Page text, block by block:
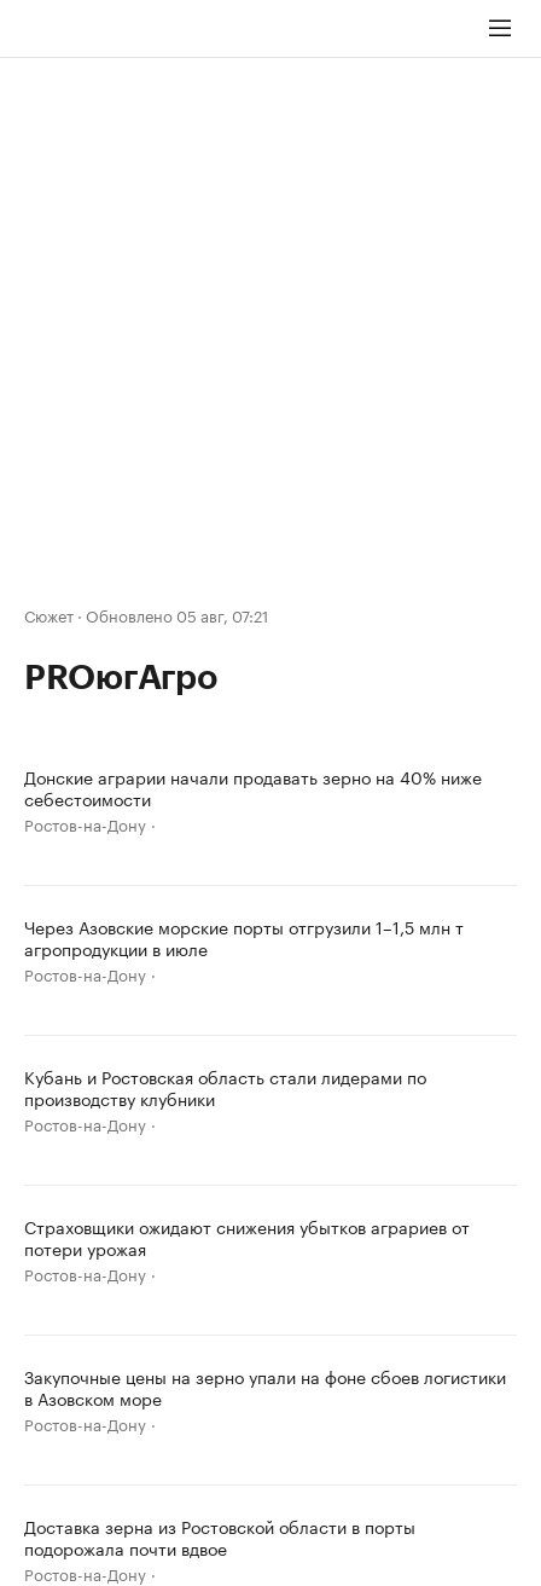
Сюжет · Обновлено 05 авг, 07:21
PROюгАгро
Донские аграрии начали продавать зерно на 40% ниже
себестоимости
Ростов-на-Дону
Через Азовские морские порты отгрузили 1–1,5 млн т
агропродукции в июле
Ростов-на-Дону
Кубань и Ростовская область стали лидерами по
производству клубники
Ростов-на-Дону
Страховщики ожидают снижения убытков аграриев от
потери урожая
Ростов-на-Дону
Закупочные цены на зерно упали на фоне сбоев логистики
в Азовском море
Ростов-на-Дону
Доставка зерна из Ростовской области в порты
подорожала почти вдвое
Ростов-на-Дону